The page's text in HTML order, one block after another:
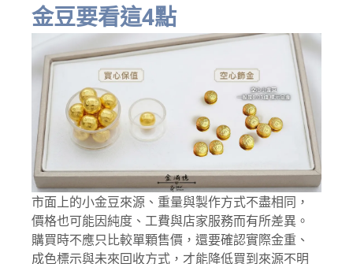
金豆要看這4點
市面上的小金豆來源、重量與製作方式不盡相同，
價格也可能因純度、工費與店家服務而有所差異。
購買時不應只比較單顆售價，還要確認實際金重、
成色標示與未來回收方式，才能降低買到來源不明